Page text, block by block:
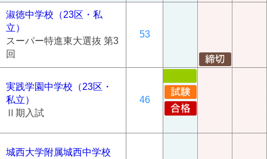
淑徳中学校（23区・私
立）
スーパー特進東大選抜 第3
回
53
実践学園中学校（23区・
私立）
Ⅱ期入試
46
城西大学附属城西中学校